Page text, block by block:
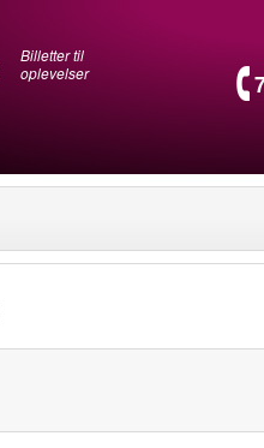
Billetter til
oplevelser